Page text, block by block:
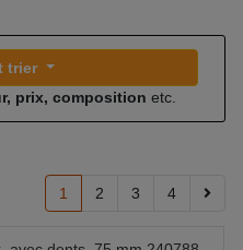
trier
prix, composition etc.
1 2 3 4